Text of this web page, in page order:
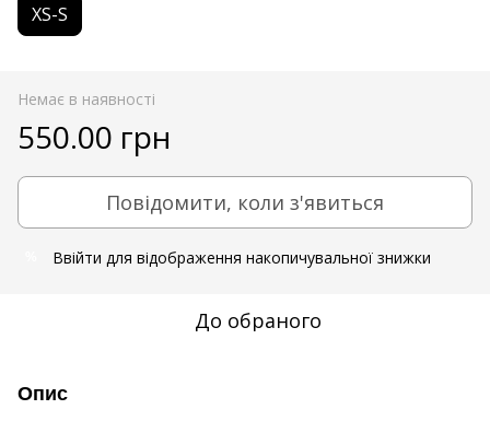
XS-S
Немає в наявності
550.00 грн
Повідомити, коли з'явиться
Ввійти для відображення накопичувальної знижки
До обраного
Опис